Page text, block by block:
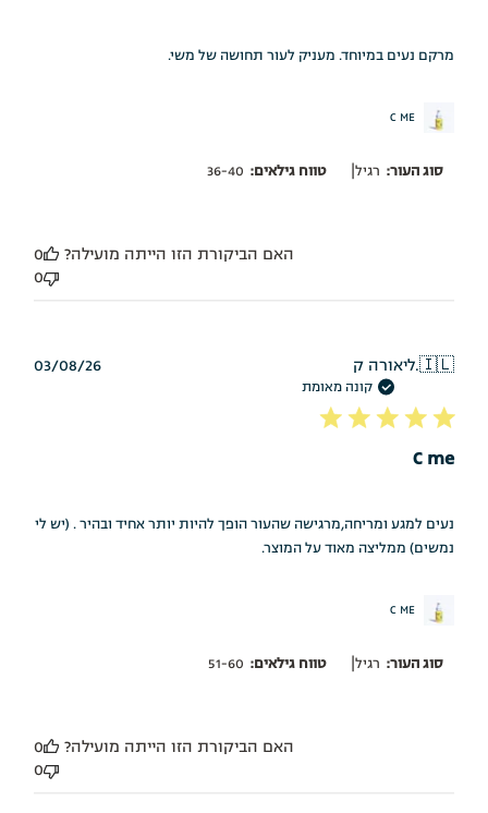
מרקם נעים במיוחד. מעניק לעור תחושה של משי.
C ME
סוג העור: רגיל| טווח גילאים: 36-40
האם הביקורת הזו הייתה מועילה?
0
0
🇮🇱ליאורה ק.
קונה מאומת
C me
נעים למגע ומריחה,מרגישה שהעור הופך להיות יותר אחיד ובהיר . (יש לי
נמשים) ממליצה מאוד על המוצר.
C ME
סוג העור: רגיל| טווח גילאים: 51-60
תאריך
03/08/26
האם הביקורת הזו הייתה מועילה?
0
0